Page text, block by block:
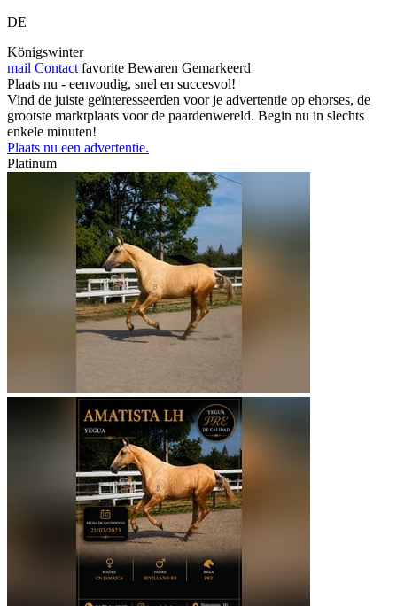
DE
Königswinter
mail Contact favorite Bewaren Gemarkeerd
Plaats nu - eenvoudig, snel en succesvol!
Vind de juiste geïnteresseerden voor je advertentie op ehorses, de
grootste marktplaats voor de paardenwereld. Begin nu in slechts
enkele minuten!
Plaats nu een advertentie.
Platinum